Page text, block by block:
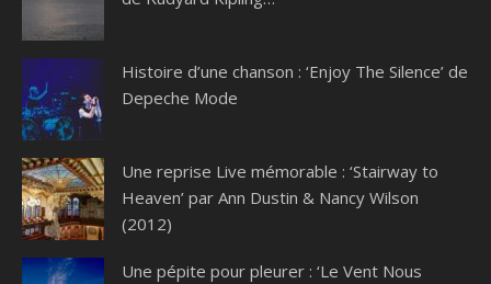
Histoire d’une chanson : ‘Enjoy The Silence’ de
Depeche Mode
Une reprise Live mémorable : ‘Stairway to
Heaven’ par Ann Dustin & Nancy Wilson
(2012)
Une pépite pour pleurer : ‘Le Vent Nous